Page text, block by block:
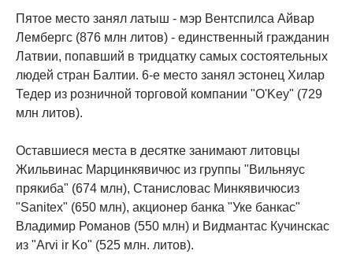
Пятое место занял латыш - мэр Вентспилса Айвар
Лембергс (876 млн литов) - единственный гражданин
Латвии, попавший в тридцатку самых состоятельных
людей стран Балтии. 6-е место занял эстонец Хилар
Тедер из розничной торговой компании "O'Key" (729
млн литов).
Оставшиеся места в десятке занимают литовцы
Жильвинас Марцинкявичюс из группы "Вильняус
прякиба" (674 млн), Станисловас Минкявичюсиз
"Sanitex" (650 млн), акционер банка "Уке банкас"
Владимир Романов (550 млн) и Видмантас Кучинскас
из "Arvi ir Ko" (525 млн. литов).